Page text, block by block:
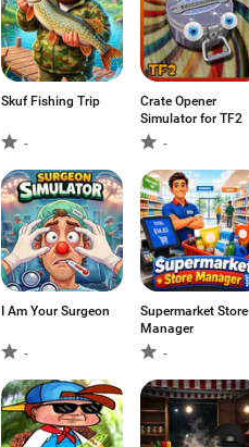
Skuf Fishing Trip
-
Crate Opener
Simulator for TF2
-
I Am Your Surgeon
-
Supermarket Store
Manager
-